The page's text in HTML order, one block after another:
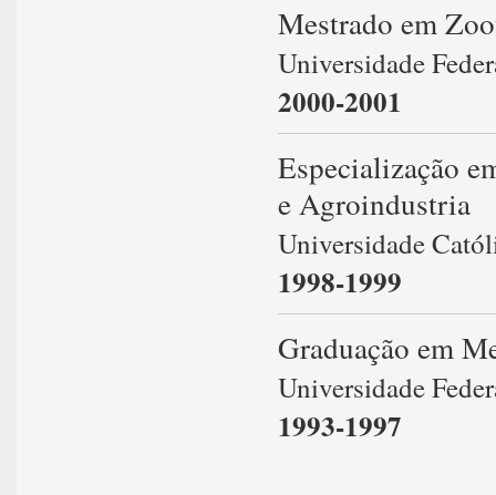
Mestrado em
Universidade
2000-2001
Especialização
e Agroindustria
Universidade
1998-1999
Graduação em
Universidade
1993-1997